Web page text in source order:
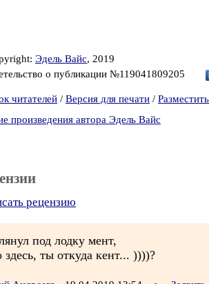
Эдель Вайс, 2019
о публикации №119041809205
читателей / Версия для печати /
произведения автора Эдель Вайс
рецензию
под лодку мент,
здесь, ты откуда кент... ))))?